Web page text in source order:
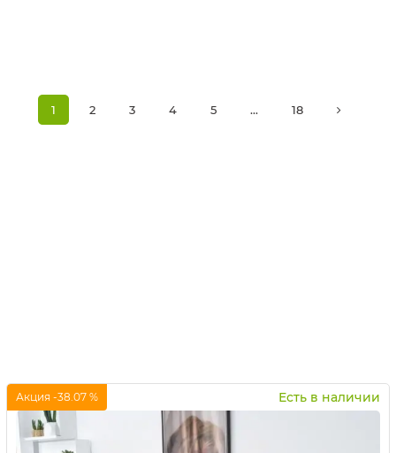
1 2 3 4 5 ... 18
Есть в наличии
Акция -38.07 %